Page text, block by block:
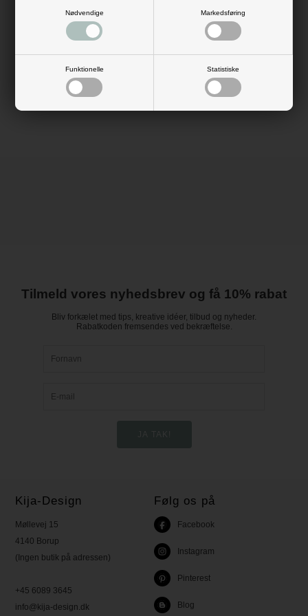
Nødvendige Markedsføring
Funktionelle Statistiske
ballonpumpe. Ud over ballonerne får du også 4 meter ballonbånd samt
limprikker, så du kan lime ballonerne op.
Køb ballonbue-kittet – den nemmeste måde at lave en flot
Antal: 85 balloner, 4 meter ballonbånd, limprikker
Mål: L: 4 meter
Materiale: latex
Tilmeld vores nyhedsbrev og få 10% rabat
Bliv forkælet med tips, kreative idéer, tilbud og nyheder.
Rabatkoden fremsendes ved bekræftelse.
Kija-Design
Møllevej 15
4140 Borup
(Ingen butik på adressen)
+45 6089 3645
info@kija-design.dk
Følg os på
Facebook
Instagram
Pinterest
Blog